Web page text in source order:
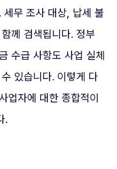
세무 조사 대상, 납세 불
께 검색됩니다. 정부
수급 사항도 사업 실체
있습니다. 이렇게 다
업자에 대한 종합적이
.